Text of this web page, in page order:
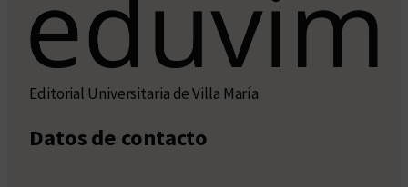
Editorial Universitaria de Villa María
Datos de contacto